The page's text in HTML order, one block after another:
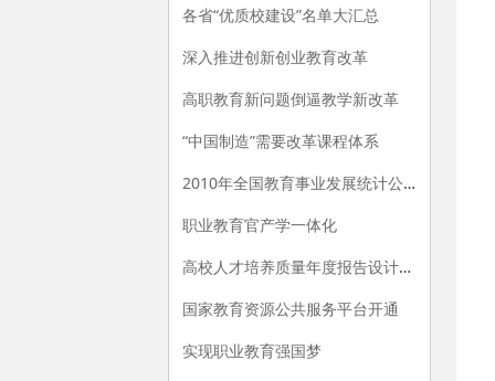
各省“优质校建设”名单大汇总
深入推进创新创业教育改革
高职教育新问题倒逼教学新改革
“中国制造”需要改革课程体系
2010年全国教育事业发展统计公报
职业教育官产学一体化
高校人才培养质量年度报告设计建议
国家教育资源公共服务平台开通
实现职业教育强国梦